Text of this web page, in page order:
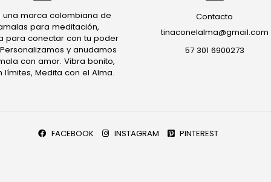
una marca colombiana de
para meditación,
para conectar con tu poder
y anudamos
con amor. Vibra bonito,
límites, Medita con el Alma.
Contacto
tinaconelalma@gmail.com
57 301 6900273
FACEBOOK INSTAGRAM PINTEREST